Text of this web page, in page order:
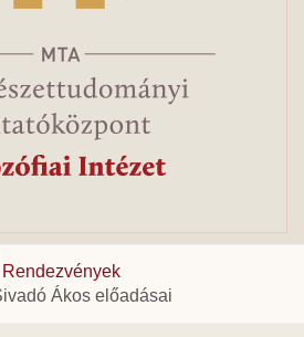
Rendezvények
Ákos előadásai